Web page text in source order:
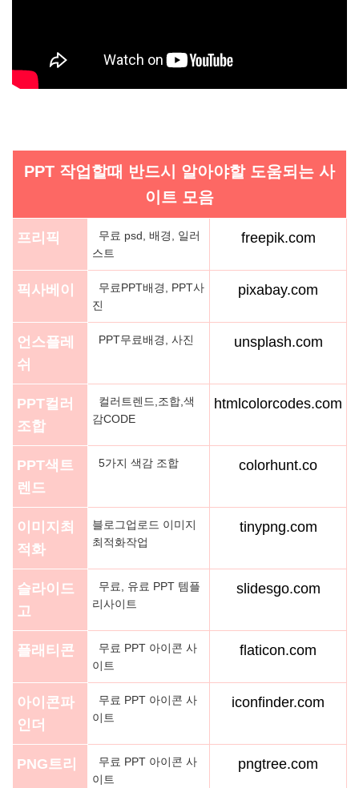
PPT 작업할때 반드시 알아야할 도움되는 사
이트 모음
프리픽
무료 psd, 배경, 일러
스트
freepik.com
픽사베이
무료PPT배경, PPT사
진
pixabay.com
언스플레
쉬
PPT무료배경, 사진 unsplash.com
PPT컬러
조합
컬러트렌드,조합,색
감CODE
htmlcolorcodes.com
PPT색트
렌드
5가지 색감 조합 colorhunt.co
이미지최
적화
블로그업로드 이미지
최적화작업
tinypng.com
슬라이드
고
무료, 유료 PPT 템플
리사이트
slidesgo.com
플래티콘
무료 PPT 아이콘 사
이트
flaticon.com
아이콘파
인더
무료 PPT 아이콘 사
이트
iconfinder.com
PNG트리
무료 PPT 아이콘 사
이트
pngtree.com